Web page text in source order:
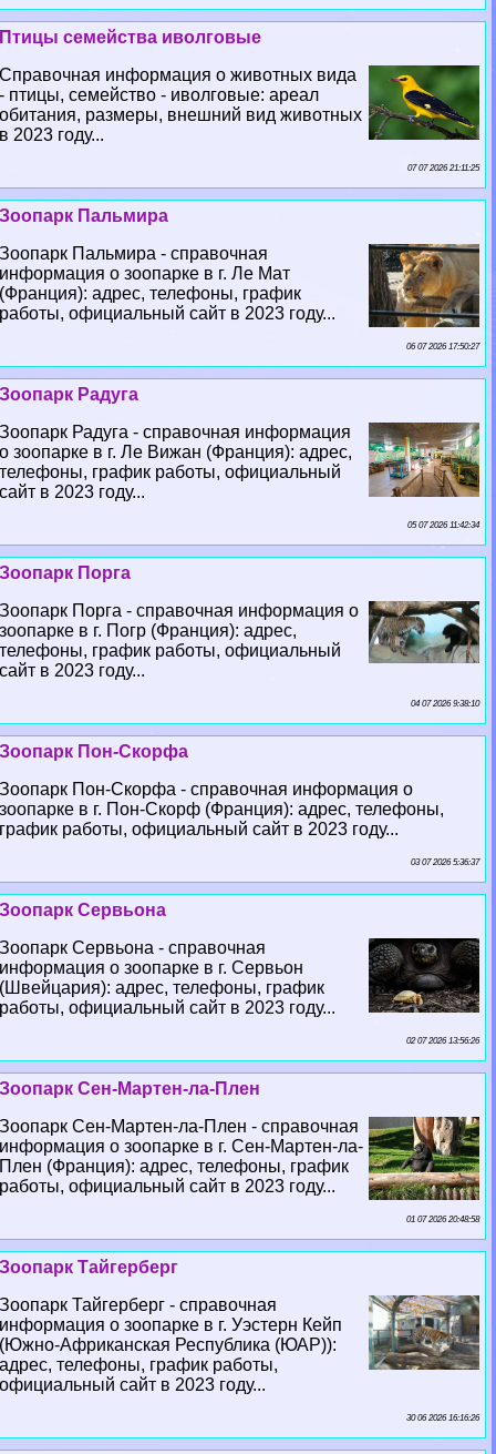
Птицы семейства иволговые
Справочная информация о животных вида
- птицы, семейство - иволговые: ареал
обитания, размеры, внешний вид животных
в 2023 году...
07 07 2026 21:11:25
Зоопарк Пальмира
Зоопарк Пальмира - справочная
информация о зоопарке в г. Ле Мат
(Франция): адрес, телефоны, график
работы, официальный сайт в 2023 году...
06 07 2026 17:50:27
Зоопарк Радуга
Зоопарк Радуга - справочная информация
о зоопарке в г. Ле Вижан (Франция): адрес,
телефоны, график работы, официальный
сайт в 2023 году...
05 07 2026 11:42:34
Зоопарк Порга
Зоопарк Порга - справочная информация о
зоопарке в г. Погр (Франция): адрес,
телефоны, график работы, официальный
сайт в 2023 году...
04 07 2026 9:38:10
Зоопарк Пон-Скорфа
Зоопарк Пон-Скорфа - справочная информация о
зоопарке в г. Пон-Скорф (Франция): адрес, телефоны,
график работы, официальный сайт в 2023 году...
03 07 2026 5:36:37
Зоопарк Сервьона
Зоопарк Сервьона - справочная
информация о зоопарке в г. Сервьон
(Швейцария): адрес, телефоны, график
работы, официальный сайт в 2023 году...
02 07 2026 13:56:26
Зоопарк Сен-Мартен-ла-Плен
Зоопарк Сен-Мартен-ла-Плен - справочная
информация о зоопарке в г. Сен-Мартен-ла-
Плен (Франция): адрес, телефоны, график
работы, официальный сайт в 2023 году...
01 07 2026 20:48:58
Зоопарк Тайгерберг
Зоопарк Тайгерберг - справочная
информация о зоопарке в г. Уэстерн Кейп
(Южно-Африканская Республика (ЮАР)):
адрес, телефоны, график работы,
официальный сайт в 2023 году...
30 06 2026 16:16:26